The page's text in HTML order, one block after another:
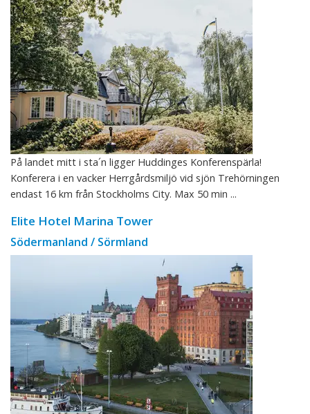
På landet mitt i sta´n ligger Huddinges Konferenspärla!
Konferera i en vacker Herrgårdsmiljö vid sjön Trehörningen
endast 16 km från Stockholms City. Max 50 min ...
Elite Hotel Marina Tower
Södermanland / Sörmland